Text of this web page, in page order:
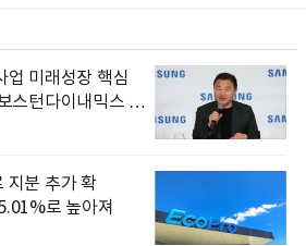
업 미래성장 핵심
스턴다이내믹스 출
지분 추가 확
로 높아져